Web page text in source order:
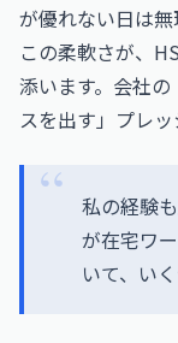
が優れない日は無
この柔軟さが、
添います。会社
スを出す」プレッ
私の経験
が在宅ワ
いて、い